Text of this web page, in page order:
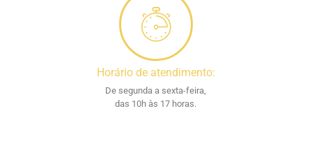
Horário de atendimento:
De segunda a sexta-feira,
das 10h às 17 horas.